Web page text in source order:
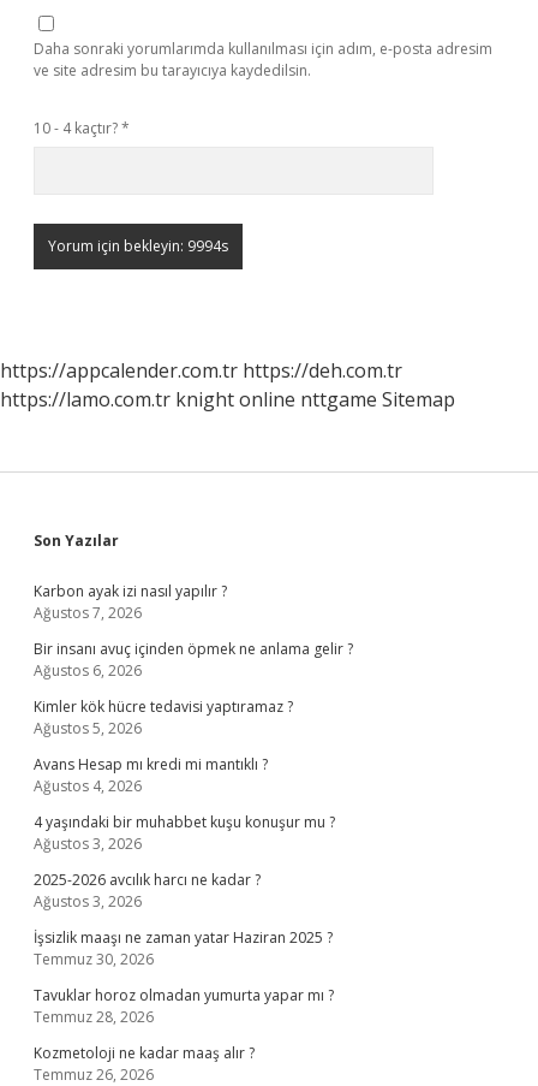
Daha sonraki yorumlarımda kullanılması için adım, e-posta adresim
ve site adresim bu tarayıcıya kaydedilsin.
10 - 4 kaçtır?*
https://appcalender.com.tr https://deh.com.tr
https://lamo.com.tr knight online nttgame Sitemap
Sidebar
Son Yazılar
Karbon ayak izi nasıl yapılır ?
Ağustos 7, 2026
Bir insanı avuç içinden öpmek ne anlama gelir ?
Ağustos 6, 2026
Kimler kök hücre tedavisi yaptıramaz ?
Ağustos 5, 2026
Avans Hesap mı kredi mi mantıklı ?
Ağustos 4, 2026
4 yaşındaki bir muhabbet kuşu konuşur mu ?
Ağustos 3, 2026
2025-2026 avcılık harcı ne kadar ?
Ağustos 3, 2026
İşsizlik maaşı ne zaman yatar Haziran 2025 ?
Temmuz 30, 2026
Tavuklar horoz olmadan yumurta yapar mı ?
Temmuz 28, 2026
Kozmetoloji ne kadar maaş alır ?
Temmuz 26, 2026